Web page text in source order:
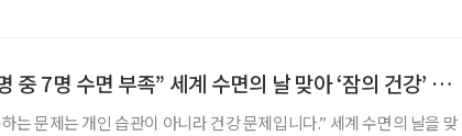
[현장에서] “10명 중 7명 수면 부족” 세계 수면의 날 맞아 ‘잠의 건강’ 짚은 학계
는 문제는 개인 습관이 아니라 건강 문제입니다.” 세계 수면의 날을 맞